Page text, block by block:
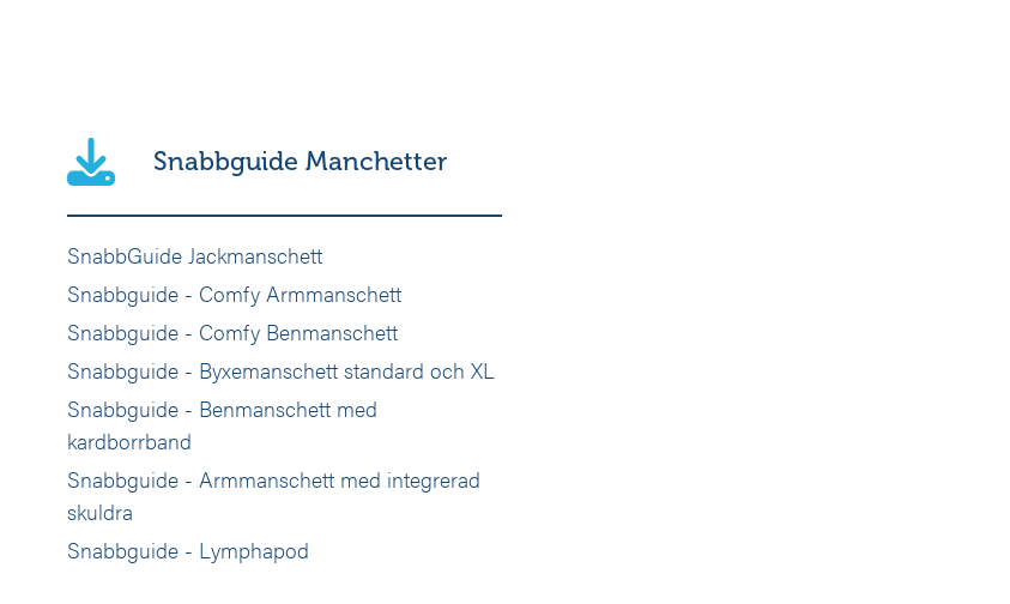
Snabbguide Manchetter
SnabbGuide Jackmanschett
Snabbguide - Comfy Armmanschett
Snabbguide - Comfy Benmanschett
Snabbguide - Byxemanschett standard och XL
Snabbguide - Benmanschett med
kardborrband
Snabbguide - Armmanschett med integrerad
skuldra
Snabbguide - Lymphapod